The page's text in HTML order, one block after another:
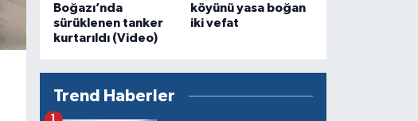
Boğazı’nda
sürüklenen tanker
kurtarıldı (Video)
köyünü yasa boğan
iki vefat
Trend Haberler
1